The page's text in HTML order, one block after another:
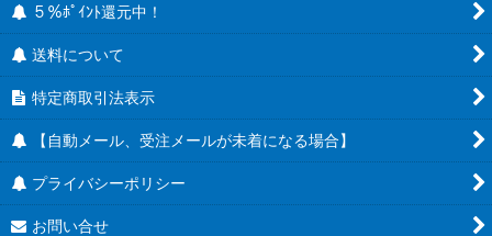
５％ﾎﾟｲﾝﾄ還元中！
送料について
特定商取引法表示
【自動メール、受注メールが未着になる場合】
プライバシーポリシー
お問い合せ